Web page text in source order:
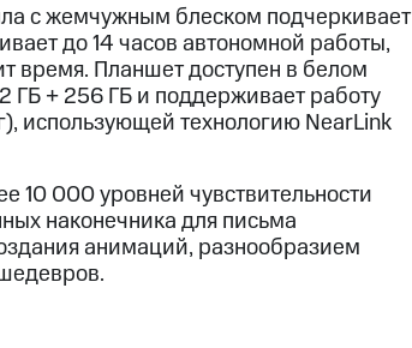
с жемчужным блеском подчеркивает
до 14 часов автономной работы,
время. Планшет доступен в белом
ГБ + 256 ГБ и поддерживает работу
использующей технологию NearLink
10 000 уровней чувствительности
наконечника для письма
анимаций, разнообразием